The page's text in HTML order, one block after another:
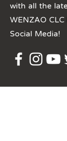
with all the
WENZAO
Social Media!